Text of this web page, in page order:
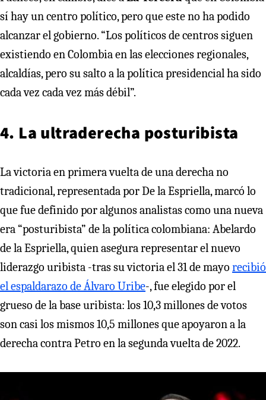
sí hay un centro político, pero que este no ha podido
alcanzar el gobierno. “Los políticos de centros siguen
existiendo en Colombia en las elecciones regionales,
alcaldías, pero su salto a la política presidencial ha sido
cada vez cada vez más débil”.
4. La ultraderecha posturibista
La victoria en primera vuelta de una derecha no
tradicional, representada por De la Espriella, marcó lo
que fue definido por algunos analistas como una nueva
era “posturibista” de la política colombiana: Abelardo
de la Espriella, quien asegura representar el nuevo
liderazgo uribista -tras su victoria el 31 de mayo recibió
el espaldarazo de Álvaro Uribe-, fue elegido por el
grueso de la base uribista: los 10,3 millones de votos
son casi los mismos 10,5 millones que apoyaron a la
derecha contra Petro en la segunda vuelta de 2022.